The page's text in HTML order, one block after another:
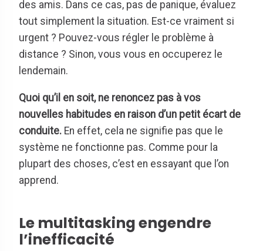
des amis. Dans ce cas, pas de panique, évaluez
tout simplement la situation. Est-ce vraiment si
urgent ? Pouvez-vous régler le problème à
distance ? Sinon, vous vous en occuperez le
lendemain.
Quoi qu’il en soit, ne renoncez pas à vos
nouvelles habitudes en raison d’un petit écart de
conduite. En effet, cela ne signifie pas que le
système ne fonctionne pas. Comme pour la
plupart des choses, c’est en essayant que l’on
apprend.
Le multitasking engendre
l’inefficacité